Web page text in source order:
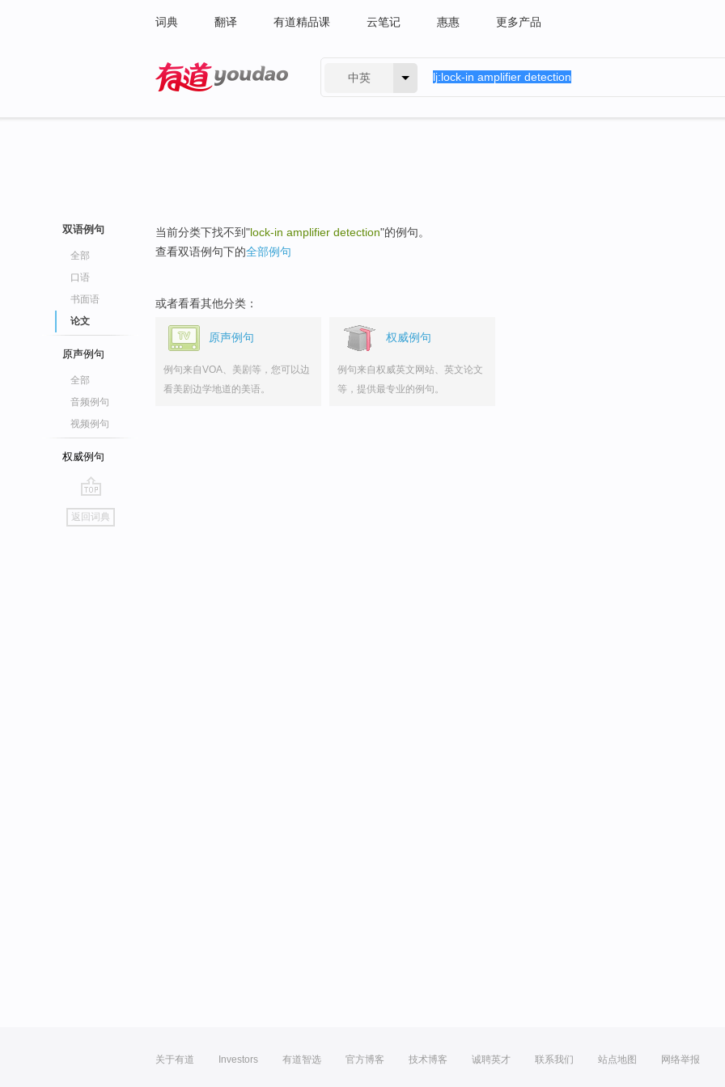
词典 翻译 有道精品课 云笔记 惠惠 更多产品
中英
双语例句
全部
口语
书面语
论文
原声例句
全部
音频例句
视频例句
权威例句
go
top
返回词典
当前分类下找不到"lock-in amplifier detection"的例句。
查看双语例句下的全部例句
或者看看其他分类：
原声例句
例句来自VOA、美剧等，您可以边
看美剧边学地道的美语。
权威例句
例句来自权威英文网站、英文论文
等，提供最专业的例句。
关于有道 Investors 有道智选 官方博客 技术博客 诚聘英才 联系我们 站点地图 网络举报